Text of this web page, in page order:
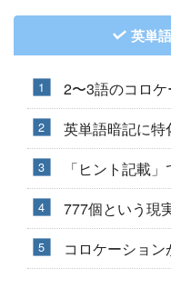
英単
2〜3語のコロケ
英単語暗記に
「ヒント記載
777個という現
コロケーション